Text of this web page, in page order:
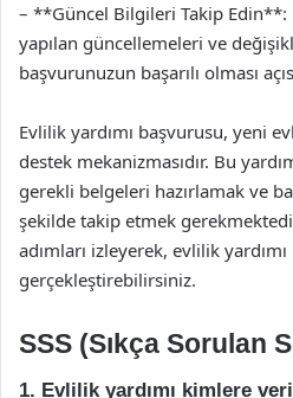
– **Güncel Bilgileri Takip Edin**:
yapılan güncellemeleri ve
başvurunuzun başarılı olması
Evlilik yardımı başvurusu, yeni
destek mekanizmasıdır. Bu
gerekli belgeleri hazırlamak ve
şekilde takip etmek
adımları izleyerek, evlilik
gerçekleştirebilirsiniz.
SSS (Sıkça Sorulan
1. Evlilik yardımı kimlere